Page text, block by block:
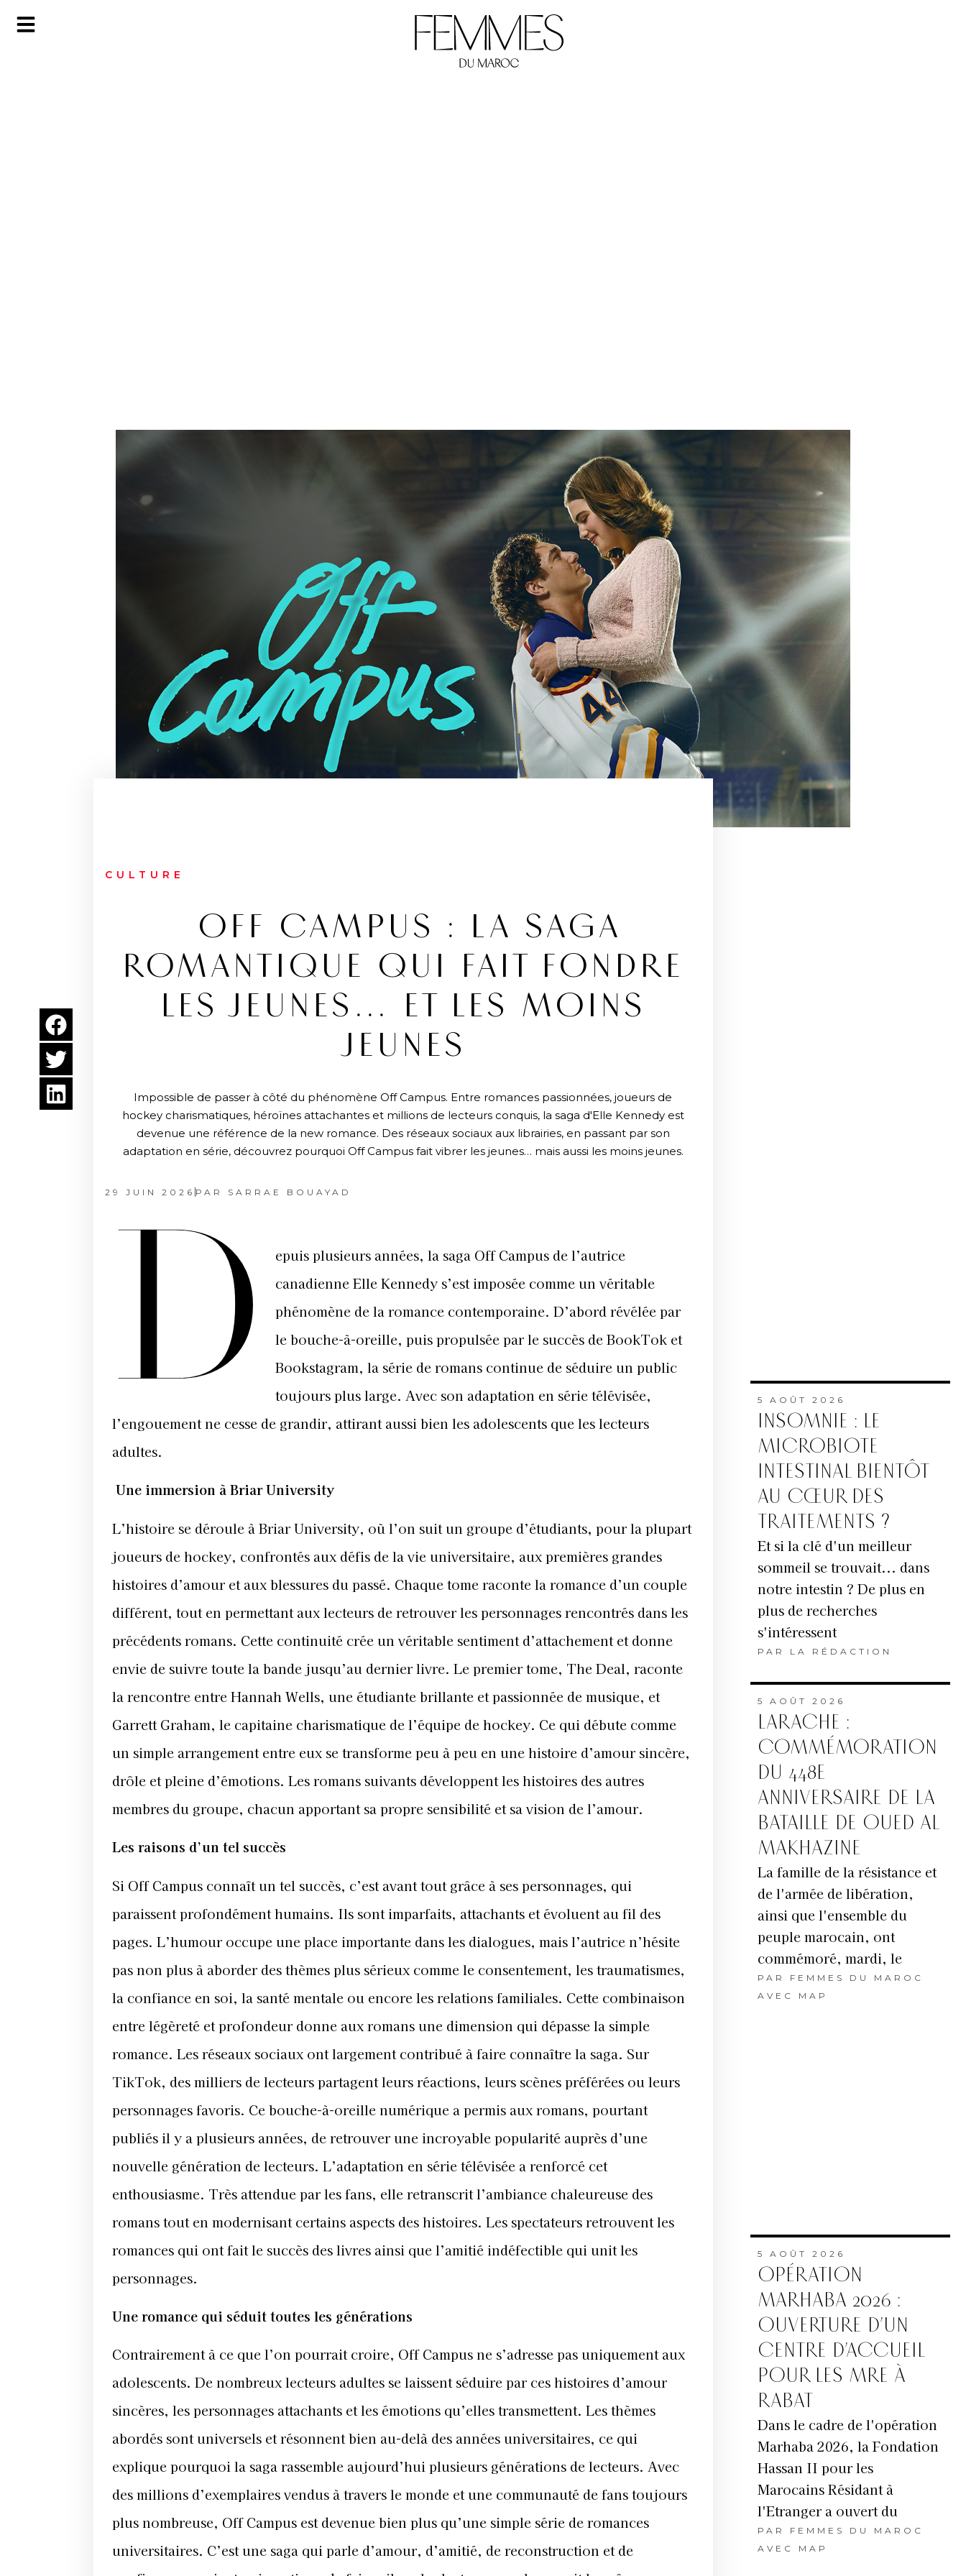
CULTURE
OFF CAMPUS : LA SAGA
ROMANTIQUE QUI FAIT FONDRE
LES JEUNES… ET LES MOINS
JEUNES
Impossible de passer à côté du phénomène Off Campus. Entre romances passionnées, joueurs de
hockey charismatiques, héroïnes attachantes et millions de lecteurs conquis, la saga d'Elle Kennedy est
devenue une référence de la new romance. Des réseaux sociaux aux librairies, en passant par son
adaptation en série, découvrez pourquoi Off Campus fait vibrer les jeunes… mais aussi les moins jeunes.
29 JUIN 2026 PAR SARRAE BOUAYAD
D
epuis plusieurs années, la saga Off Campus de l’autrice
canadienne Elle Kennedy s’est imposée comme un véritable
phénomène de la romance contemporaine. D’abord révélée par
le bouche-à-oreille, puis propulsée par le succès de BookTok et
Bookstagram, la série de romans continue de séduire un public
toujours plus large. Avec son adaptation en série télévisée,
l’engouement ne cesse de grandir, attirant aussi bien les adolescents que les lecteurs
adultes.
Une immersion à Briar University
L’histoire se déroule à Briar University, où l’on suit un groupe d’étudiants, pour la plupart
joueurs de hockey, confrontés aux défis de la vie universitaire, aux premières grandes
histoires d’amour et aux blessures du passé. Chaque tome raconte la romance d’un couple
différent, tout en permettant aux lecteurs de retrouver les personnages rencontrés dans les
précédents romans. Cette continuité crée un véritable sentiment d’attachement et donne
envie de suivre toute la bande jusqu’au dernier livre. Le premier tome, The Deal, raconte
la rencontre entre Hannah Wells, une étudiante brillante et passionnée de musique, et
Garrett Graham, le capitaine charismatique de l’équipe de hockey. Ce qui débute comme
un simple arrangement entre eux se transforme peu à peu en une histoire d’amour sincère,
drôle et pleine d’émotions. Les romans suivants développent les histoires des autres
membres du groupe, chacun apportant sa propre sensibilité et sa vision de l’amour.
Les raisons d’un tel succès
Si Off Campus connaît un tel succès, c’est avant tout grâce à ses personnages, qui
paraissent profondément humains. Ils sont imparfaits, attachants et évoluent au fil des
pages. L’humour occupe une place importante dans les dialogues, mais l’autrice n’hésite
pas non plus à aborder des thèmes plus sérieux comme le consentement, les traumatismes,
la confiance en soi, la santé mentale ou encore les relations familiales. Cette combinaison
entre légèreté et profondeur donne aux romans une dimension qui dépasse la simple
romance. Les réseaux sociaux ont largement contribué à faire connaître la saga. Sur
TikTok, des milliers de lecteurs partagent leurs réactions, leurs scènes préférées ou leurs
personnages favoris. Ce bouche-à-oreille numérique a permis aux romans, pourtant
publiés il y a plusieurs années, de retrouver une incroyable popularité auprès d’une
nouvelle génération de lecteurs. L’adaptation en série télévisée a renforcé cet
enthousiasme. Très attendue par les fans, elle retranscrit l’ambiance chaleureuse des
romans tout en modernisant certains aspects des histoires. Les spectateurs retrouvent les
romances qui ont fait le succès des livres ainsi que l’amitié indéfectible qui unit les
personnages.
Une romance qui séduit toutes les générations
Contrairement à ce que l’on pourrait croire, Off Campus ne s’adresse pas uniquement aux
adolescents. De nombreux lecteurs adultes se laissent séduire par ces histoires d’amour
sincères, les personnages attachants et les émotions qu’elles transmettent. Les thèmes
abordés sont universels et résonnent bien au-delà des années universitaires, ce qui
explique pourquoi la saga rassemble aujourd’hui plusieurs générations de lecteurs. Avec
des millions d’exemplaires vendus à travers le monde et une communauté de fans toujours
plus nombreuse, Off Campus est devenue bien plus qu’une simple série de romances
universitaires. C’est une saga qui parle d’amour, d’amitié, de reconstruction et de
5 AOÛT 2026
INSOMNIE : LE
MICROBIOTE
INTESTINAL BIENTÔT
AU CŒUR DES
TRAITEMENTS ?
Et si la clé d'un meilleur
sommeil se trouvait... dans
notre intestin ? De plus en
plus de recherches
s'intéressent
PAR LA RÉDACTION
5 AOÛT 2026
LARACHE :
COMMÉMORATION
DU 448E
ANNIVERSAIRE DE LA
BATAILLE DE OUED AL
MAKHAZINE
La famille de la résistance et
de l'armée de libération,
ainsi que l'ensemble du
peuple marocain, ont
commémoré, mardi, le
PAR FEMMES DU MAROC
AVEC MAP
5 AOÛT 2026
OPÉRATION
MARHABA 2026 :
OUVERTURE D’UN
CENTRE D’ACCUEIL
POUR LES MRE À
RABAT
Dans le cadre de l'opération
Marhaba 2026, la Fondation
Hassan II pour les
Marocains Résidant à
l'Etranger a ouvert du
PAR FEMMES DU MAROC
AVEC MAP